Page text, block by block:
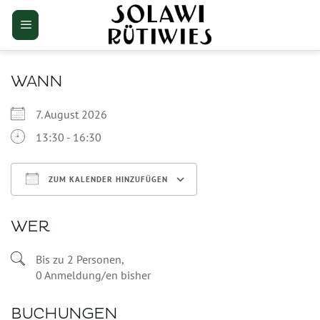
Zum
Inhalt
springen
WANN
7. August 2026
13:30 - 16:30
ZUM KALENDER HINZUFÜGEN
WER
Bis zu 2 Personen,
0 Anmeldung/en bisher
BUCHUNGEN